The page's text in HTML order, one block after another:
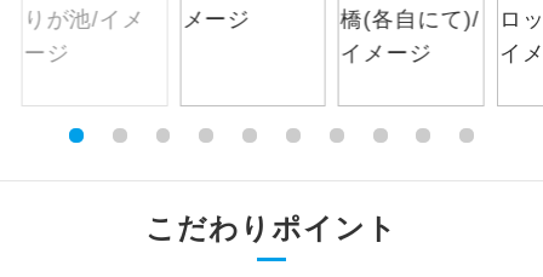
こだわりポイント
温泉 温泉地にも宿泊するコースです。
す。
全食事付き
全てのお食事が付いていますので、お食
事の心配はいりません。（機内食を除